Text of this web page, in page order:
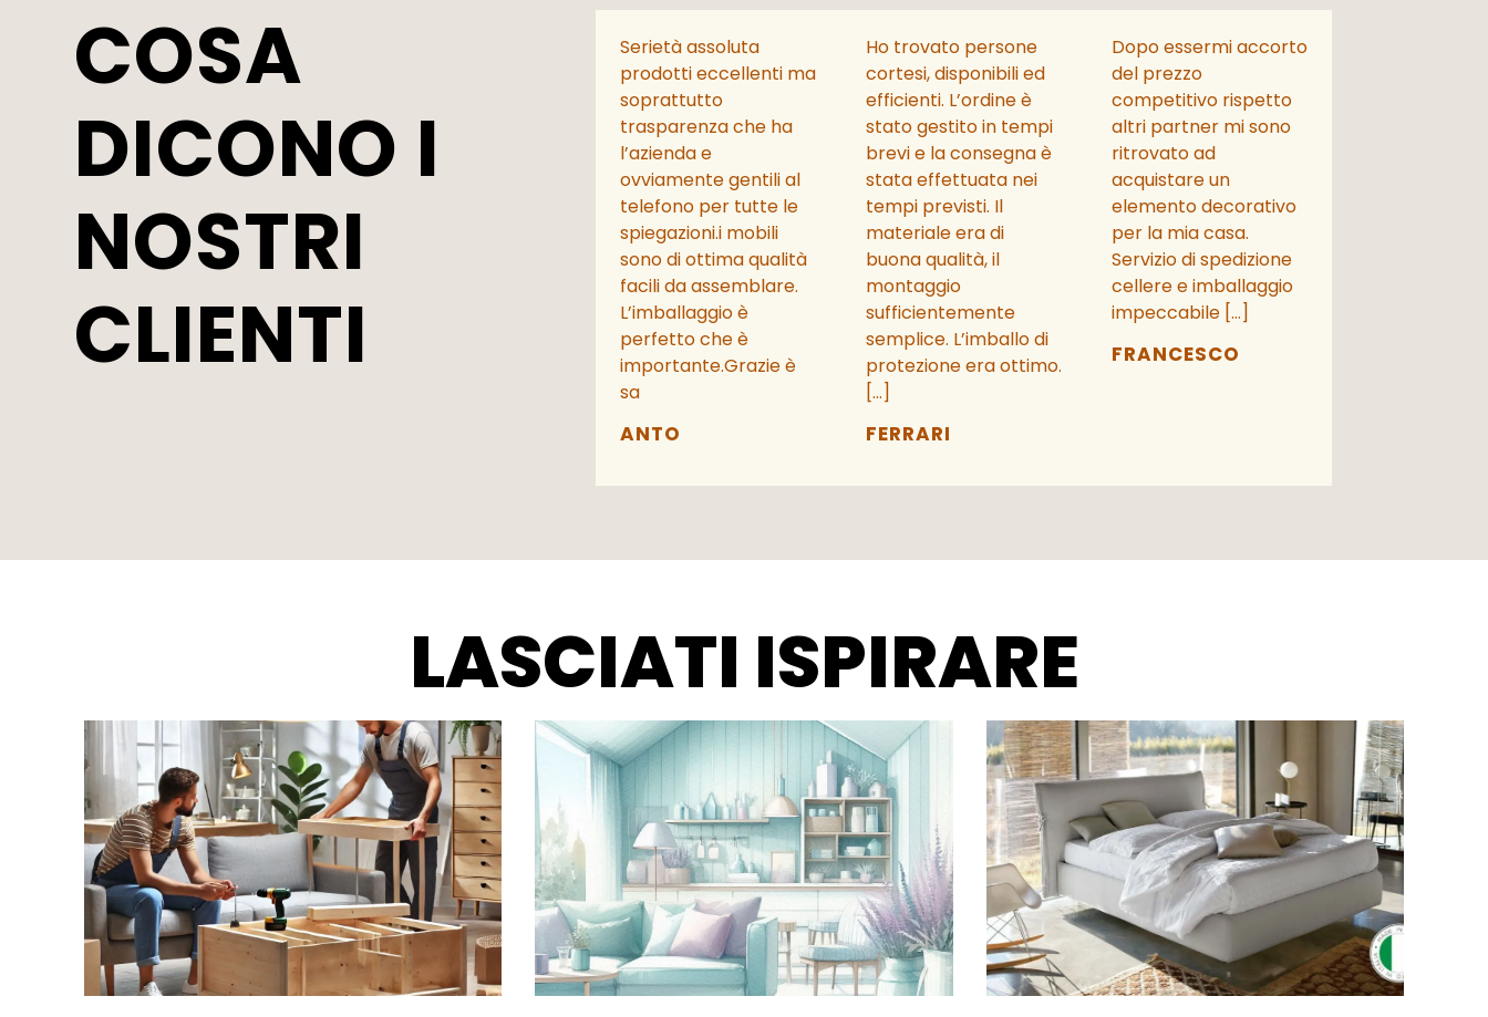
COSA
DICONO I
NOSTRI
CLIENTI
Serietà assoluta
prodotti eccellenti ma
soprattutto
trasparenza che ha
l’azienda e
ovviamente gentili al
telefono per tutte le
spiegazioni.i mobili
sono di ottima qualità
facili da assemblare.
L’imballaggio è
perfetto che è
importante.Grazie è
sa
ANTO
Ho trovato persone
cortesi, disponibili ed
efficienti. L’ordine è
stato gestito in tempi
brevi e la consegna è
stata effettuata nei
tempi previsti. Il
materiale era di
buona qualità, il
montaggio
sufficientemente
semplice. L’imballo di
protezione era ottimo.
[…]
FERRARI
Dopo essermi accorto
del prezzo
competitivo rispetto
altri partner mi sono
ritrovato ad
acquistare un
elemento decorativo
per la mia casa.
Servizio di spedizione
cellere e imballaggio
impeccabile […]
FRANCESCO
LASCIATI ISPIRARE